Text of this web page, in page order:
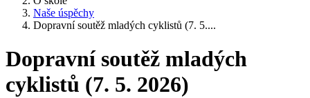
Naše úspěchy
Dopravní soutěž mladých cyklistů (7. 5....
Dopravní soutěž mladých
cyklistů (7. 5. 2026)